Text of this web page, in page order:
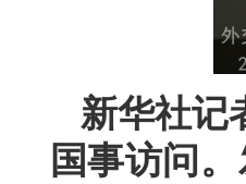
新华社记
国事访问